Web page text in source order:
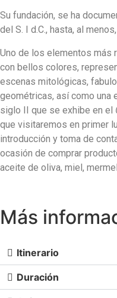
Su fundación, se ha
del S. I d.C., hasta, al
Uno de los elementos
con bellos colores,
escenas mitológicas,
geométricas, así como una
siglo II que se exhibe en el
que visitaremos en primer
introducción y toma de
ocasión de comprar
aceite de oliva, miel,
Más
Itinerario
Duración